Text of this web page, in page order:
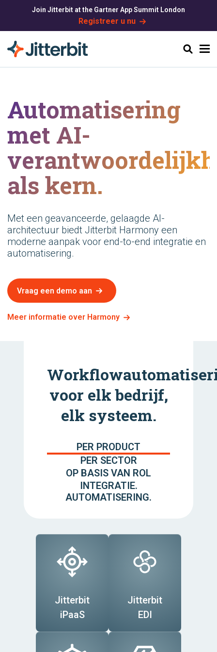
Zoeken
Join Jitterbit at the Gartner App Summit London
Registreer u nu
Automatisering
met AI-
als kern.
Met een geavanceerde, gelaagde AI-
architectuur biedt Jitterbit Harmony een
moderne aanpak voor end-to-end integratie en
automatisering.
Vraag een demo aan
Meer informatie over Harmony
voor elk bedrijf,
elk systeem.
PER PRODUCT
PER SECTOR
OP BASIS VAN ROL
INTEGRATIE.
AUTOMATISERING.
Jitterbit
iPaaS
Jitterbit
EDI